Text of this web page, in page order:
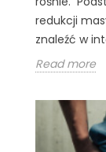
redukcji
znaleźć w
Read more